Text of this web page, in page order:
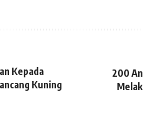
Kepada
Kuning
200